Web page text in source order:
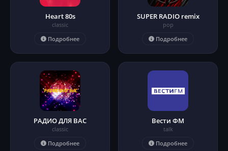
Heart 80s
classic
Подробнее
SUPER RADIO remix
pop
Подробнее
РАДИО ДЛЯ ВАС
classic
Подробнее
Вести ФМ
talk
Подробнее